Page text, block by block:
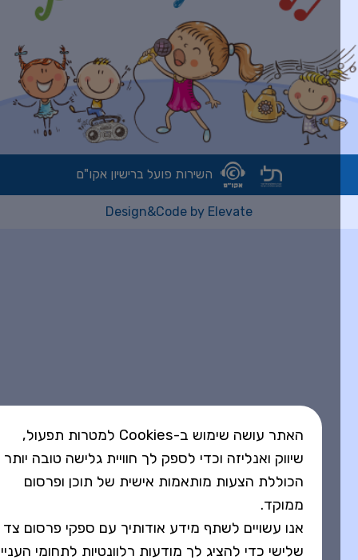
השירות פועל ברישיון אקו"ם
Design&Code by Elevate
האתר עושה שימוש ב-Cookies למטרות תפעול,
שיווק ואנליזה וכדי לספק לך חוויית גלישה טובה יותר
הכוללת הצעות מותאמות אישית של תוכן ופרסום
ממוקד.
אנו עשויים לשתף מידע אודותיך עם ספקי פרסום צד
שלישי כדי להציג לך מודעות רלוונטיות לתחומי העניין